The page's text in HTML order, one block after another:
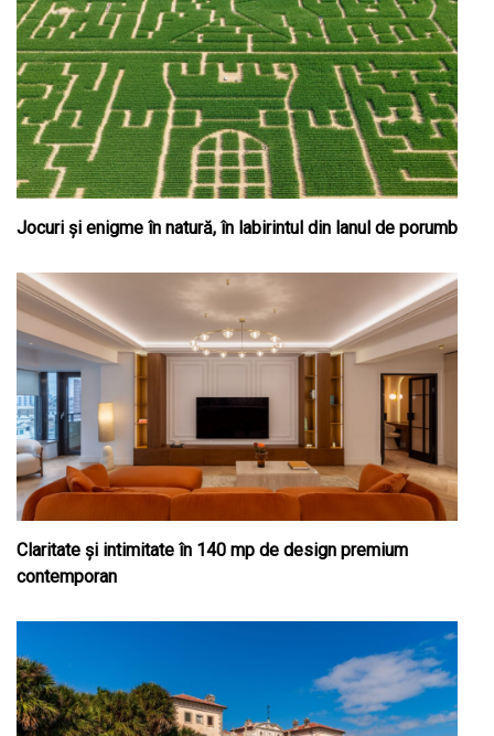
Jocuri și enigme în natură, în labirintul din lanul de porumb
Claritate şi intimitate în 140 mp de design premium
contemporan